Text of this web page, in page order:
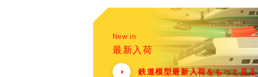
New in
最新入荷
鉄道模型最新入荷をもっと見る